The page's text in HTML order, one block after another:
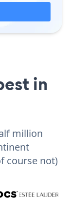
in
million
course not)